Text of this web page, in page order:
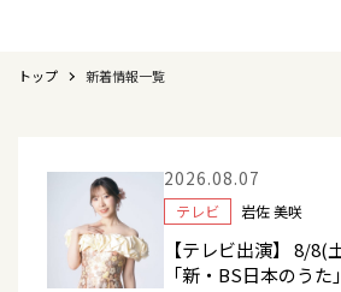
トップ 新着情報一覧
2026.08.07
テレビ 岩佐 美咲
【テレビ出演】 8/8(
「新・BS日本のう